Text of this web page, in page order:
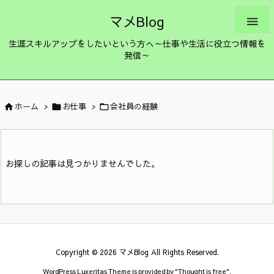
マメBlog
生涯スキルアップをしたいという方へ～仕事や生活に役立つ情報を
発信～

ホーム >  お仕事 > 会社員の経験
お探しの記事は見つかりませんでした。
Copyright © 2026 マメBlog All Rights Reserved.
WordPress Luxeritas Theme is provided by "Thought is free".